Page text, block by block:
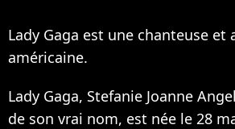
Lady Gaga est une chanteuse et
américaine.
Lady Gaga, Stefanie Joanne
de son vrai nom, est née le 28